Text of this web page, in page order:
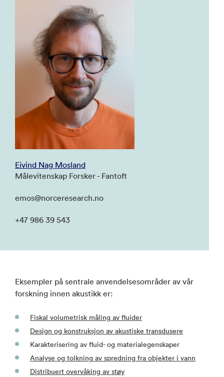
Eivind Nag Mosland
Målevitenskap Forsker - Fantoft
emos@norceresearch.no
+47 986 39 543
Eksempler på sentrale anvendelsesområder av vår
forskning innen akustikk er:
Fiskal volumetrisk måling av fluider
Design og konstruksjon av akustiske transdusere
Karakterisering av fluid- og materialegenskaper
Analyse og tolkning av spredning fra objekter i vann
Distribuert overvåking av støy